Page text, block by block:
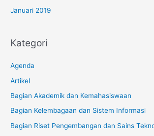
Januari 2019
Kategori
Agenda
Artikel
Bagian Akademik dan Kemahasiswaan
Bagian Kelembagaan dan Sistem Informasi
Bagian Riset Pengembangan dan Sains